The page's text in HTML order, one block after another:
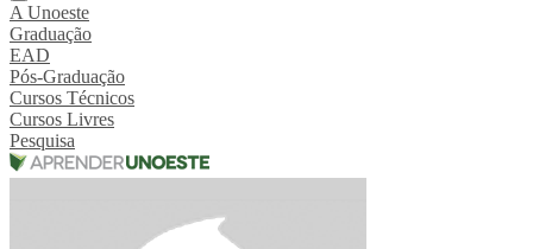
A Unoeste
Graduação
EAD
Pós-Graduação
Cursos Técnicos
Cursos Livres
Pesquisa